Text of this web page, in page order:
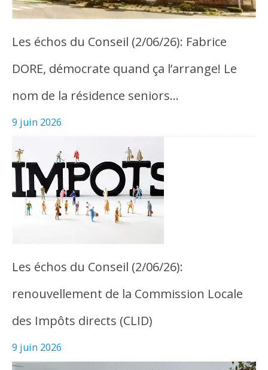
Les échos du Conseil (2/06/26): Fabrice
DORE, démocrate quand ça l’arrange! Le
nom de la résidence seniors…
9 juin 2026
Les échos du Conseil (2/06/26):
renouvellement de la Commission Locale
des Impôts directs (CLID)
9 juin 2026